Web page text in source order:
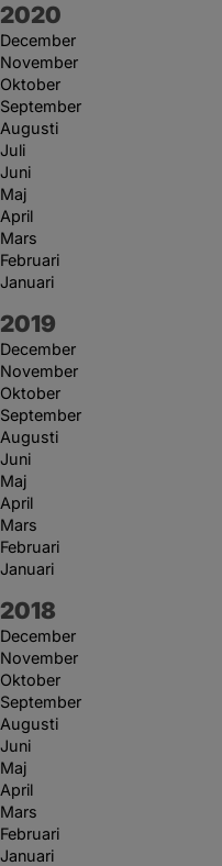
År:
2020
December
November
Oktober
September
Augusti
Juli
Juni
Maj
April
Mars
Februari
Januari
År:
2019
December
November
Oktober
September
Augusti
Juni
Maj
April
Mars
Februari
Januari
År:
2018
December
November
Oktober
September
Augusti
Juni
Maj
April
Mars
Februari
Januari